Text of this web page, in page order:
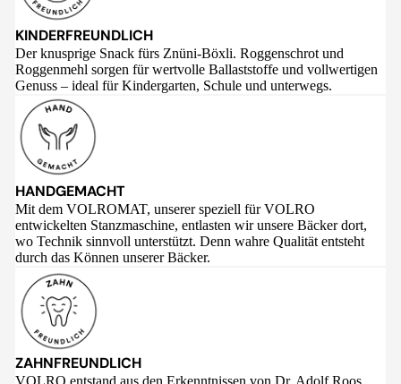
KINDERFREUNDLICH
Der knusprige Snack fürs Znüni-Böxli. Roggenschrot und
Roggenmehl sorgen für wertvolle Ballaststoffe und vollwertigen
Genuss – ideal für Kindergarten, Schule und unterwegs.
HANDGEMACHT
Mit dem VOLROMAT, unserer speziell für VOLRO
entwickelten Stanzmaschine, entlasten wir unsere Bäcker dort,
wo Technik sinnvoll unterstützt. Denn wahre Qualität entsteht
durch das Können unserer Bäcker.
ZAHNFREUNDLICH
VOLRO entstand aus den Erkenntnissen von Dr. Adolf Roos,